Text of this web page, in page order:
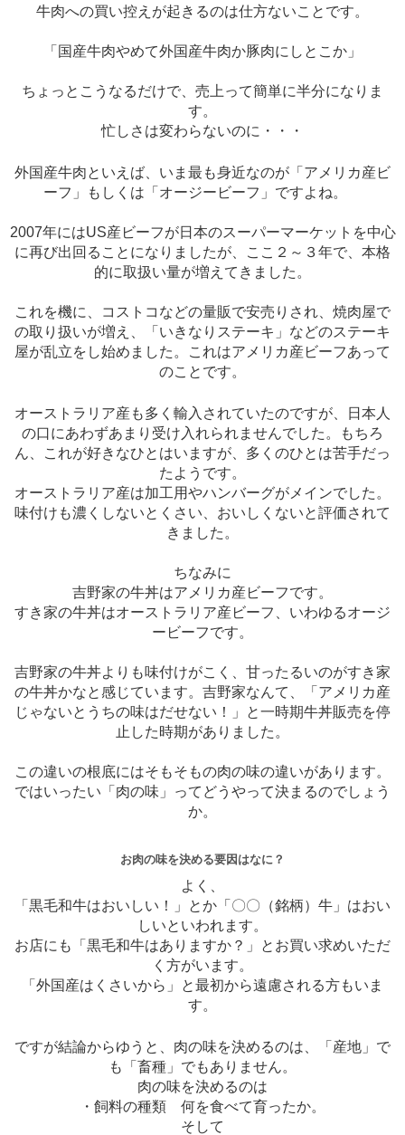
牛肉への買い控えが起きるのは仕方ないことです。
「国産牛肉やめて外国産牛肉か豚肉にしとこか」
ちょっとこうなるだけで、売上って簡単に半分になりま
す。
忙しさは変わらないのに・・・
外国産牛肉といえば、いま最も身近なのが「アメリカ産ビ
ーフ」もしくは「オージービーフ」ですよね。
2007年にはUS産ビーフが日本のスーパーマーケットを中心
に再び出回ることになりましたが、ここ２～３年で、本格
的に取扱い量が増えてきました。
これを機に、コストコなどの量販で安売りされ、焼肉屋で
の取り扱いが増え、「いきなりステーキ」などのステーキ
屋が乱立をし始めました。これはアメリカ産ビーフあって
のことです。
オーストラリア産も多く輸入されていたのですが、日本人
の口にあわずあまり受け入れられませんでした。もちろ
ん、これが好きなひとはいますが、多くのひとは苦手だっ
たようです。
オーストラリア産は加工用やハンバーグがメインでした。
味付けも濃くしないとくさい、おいしくないと評価されて
きました。
ちなみに
吉野家の牛丼はアメリカ産ビーフです。
すき家の牛丼はオーストラリア産ビーフ、いわゆるオージ
ービーフです。
吉野家の牛丼よりも味付けがこく、甘ったるいのがすき家
の牛丼かなと感じています。吉野家なんて、「アメリカ産
じゃないとうちの味はだせない！」と一時期牛丼販売を停
止した時期がありました。
この違いの根底にはそもそもの肉の味の違いがあります。
ではいったい「肉の味」ってどうやって決まるのでしょう
か。
お肉の味を決める要因はなに？
よく、
「黒毛和牛はおいしい！」とか「〇〇（銘柄）牛」はおい
しいといわれます。
お店にも「黒毛和牛はありますか？」とお買い求めいただ
く方がいます。
「外国産はくさいから」と最初から遠慮される方もいま
す。
ですが結論からゆうと、肉の味を決めるのは、「産地」で
も「畜種」でもありません。
肉の味を決めるのは
・飼料の種類 何を食べて育ったか。
そして